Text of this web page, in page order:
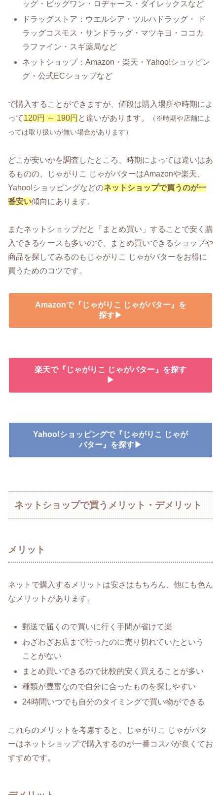
ッグ・ビッグワン・ロヂャース・ダイレックスなど
ドラッグストア：ウエルシア・ツルハドラッグ・ ド
ラッグコスモス・サンドラッグ・マツキヨ・ココカ
ラファイン・スギ薬局など
ネットショップ：Amazon・楽天・Yahoo!ショッピン
グ・公式ECショップなど
で購入することができますが、値段は購入場所や時期によ
って120円 ～ 190円 と違いがあります。
（※時期や店舗によ
っては取り扱いが無い場合があります）
どこが安いかを調査したところ、時期によっては違いはあ
るものの、じゃがりこ じゃがバターはAmazonや楽天、
Yahoo!ショッピングなどのネットショップで買うのが一
番安い傾向にあります。
またネットショップだと「まとめ買い」することで安く購
入できるケースも多いので、まとめ買いできるショップや
商品を探してみるのもじゃがりこ じゃがバターをお得に
買うためのコツです。
Amazonで『じゃがりこ じゃがバター』を
探す▶
楽天で『じゃがりこ じゃがバター』を探す
▶
Yahoo!ショッピングで『じゃがりこ じゃが
バター』を探す▶
ネットショップで買うメリット・デメリット
メリット
ネットで購入するメリットは安さはもちろん、他にも色ん
なメリットがあります。
郵送で届くので買いに行く手間が省けて楽
わざわざお店まで行ったのに売り切れていたという
ことがない
まとめ買いできるので比較的安く買えることが多い
種類が豊富なので自分に合ったものを探しやすい
24時間いつでも自分のタイミングで買い物ができる
これらのメリットを考慮すると、じゃがりこ じゃがバタ
ーはネットショップで購入するのが一番コスパが良くてお
すすめです。